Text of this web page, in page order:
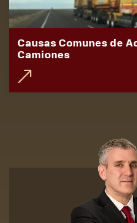
Causas Comunes de
Camiones